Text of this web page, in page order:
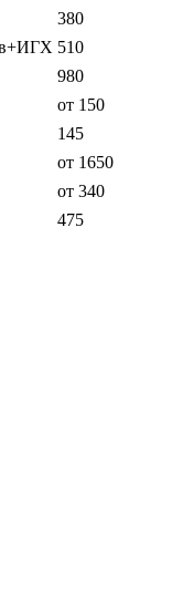
380
510
980
от 150
145
от 1650
от 340
475